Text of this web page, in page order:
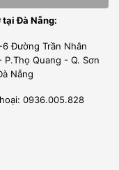
giao hàng và lắp
Gia Phát được
cao từ những
viên được đào
tại Đà Nẵng:
6 Đường Trần Nhân
P.Thọ Quang - Q. Sơn
Nẵng
0936.005.828